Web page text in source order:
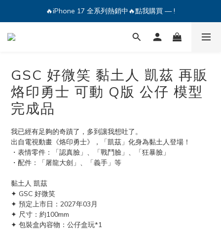
🔥iPhone 17 全系列熱銷中🔥點我購買 — !
🔥iPhone 17 全系列熱銷中🔥點我購買 — !
💕加入Q哥 Line 新好友領優惠券！🎫
GSC 好微笑 黏土人 凱茲 再販
烙印勇士 可動 Q版 公仔 模型
完成品
我已經有足夠的奇蹟了，多到讓我想吐了。
出自電視動畫《烙印勇士》，「凱茲」化身為黏土人登場！
・表情零件：「認真臉」、「戰鬥臉」、「狂暴臉」
・配件：「屠龍大劍」、「義手」等
黏土人 凱茲
✦ GSC 好微笑
✦ 預定上市日：2027年03月
✦ 尺寸：約100mm
✦ 包裝盒內容物：公仔盒玩*1